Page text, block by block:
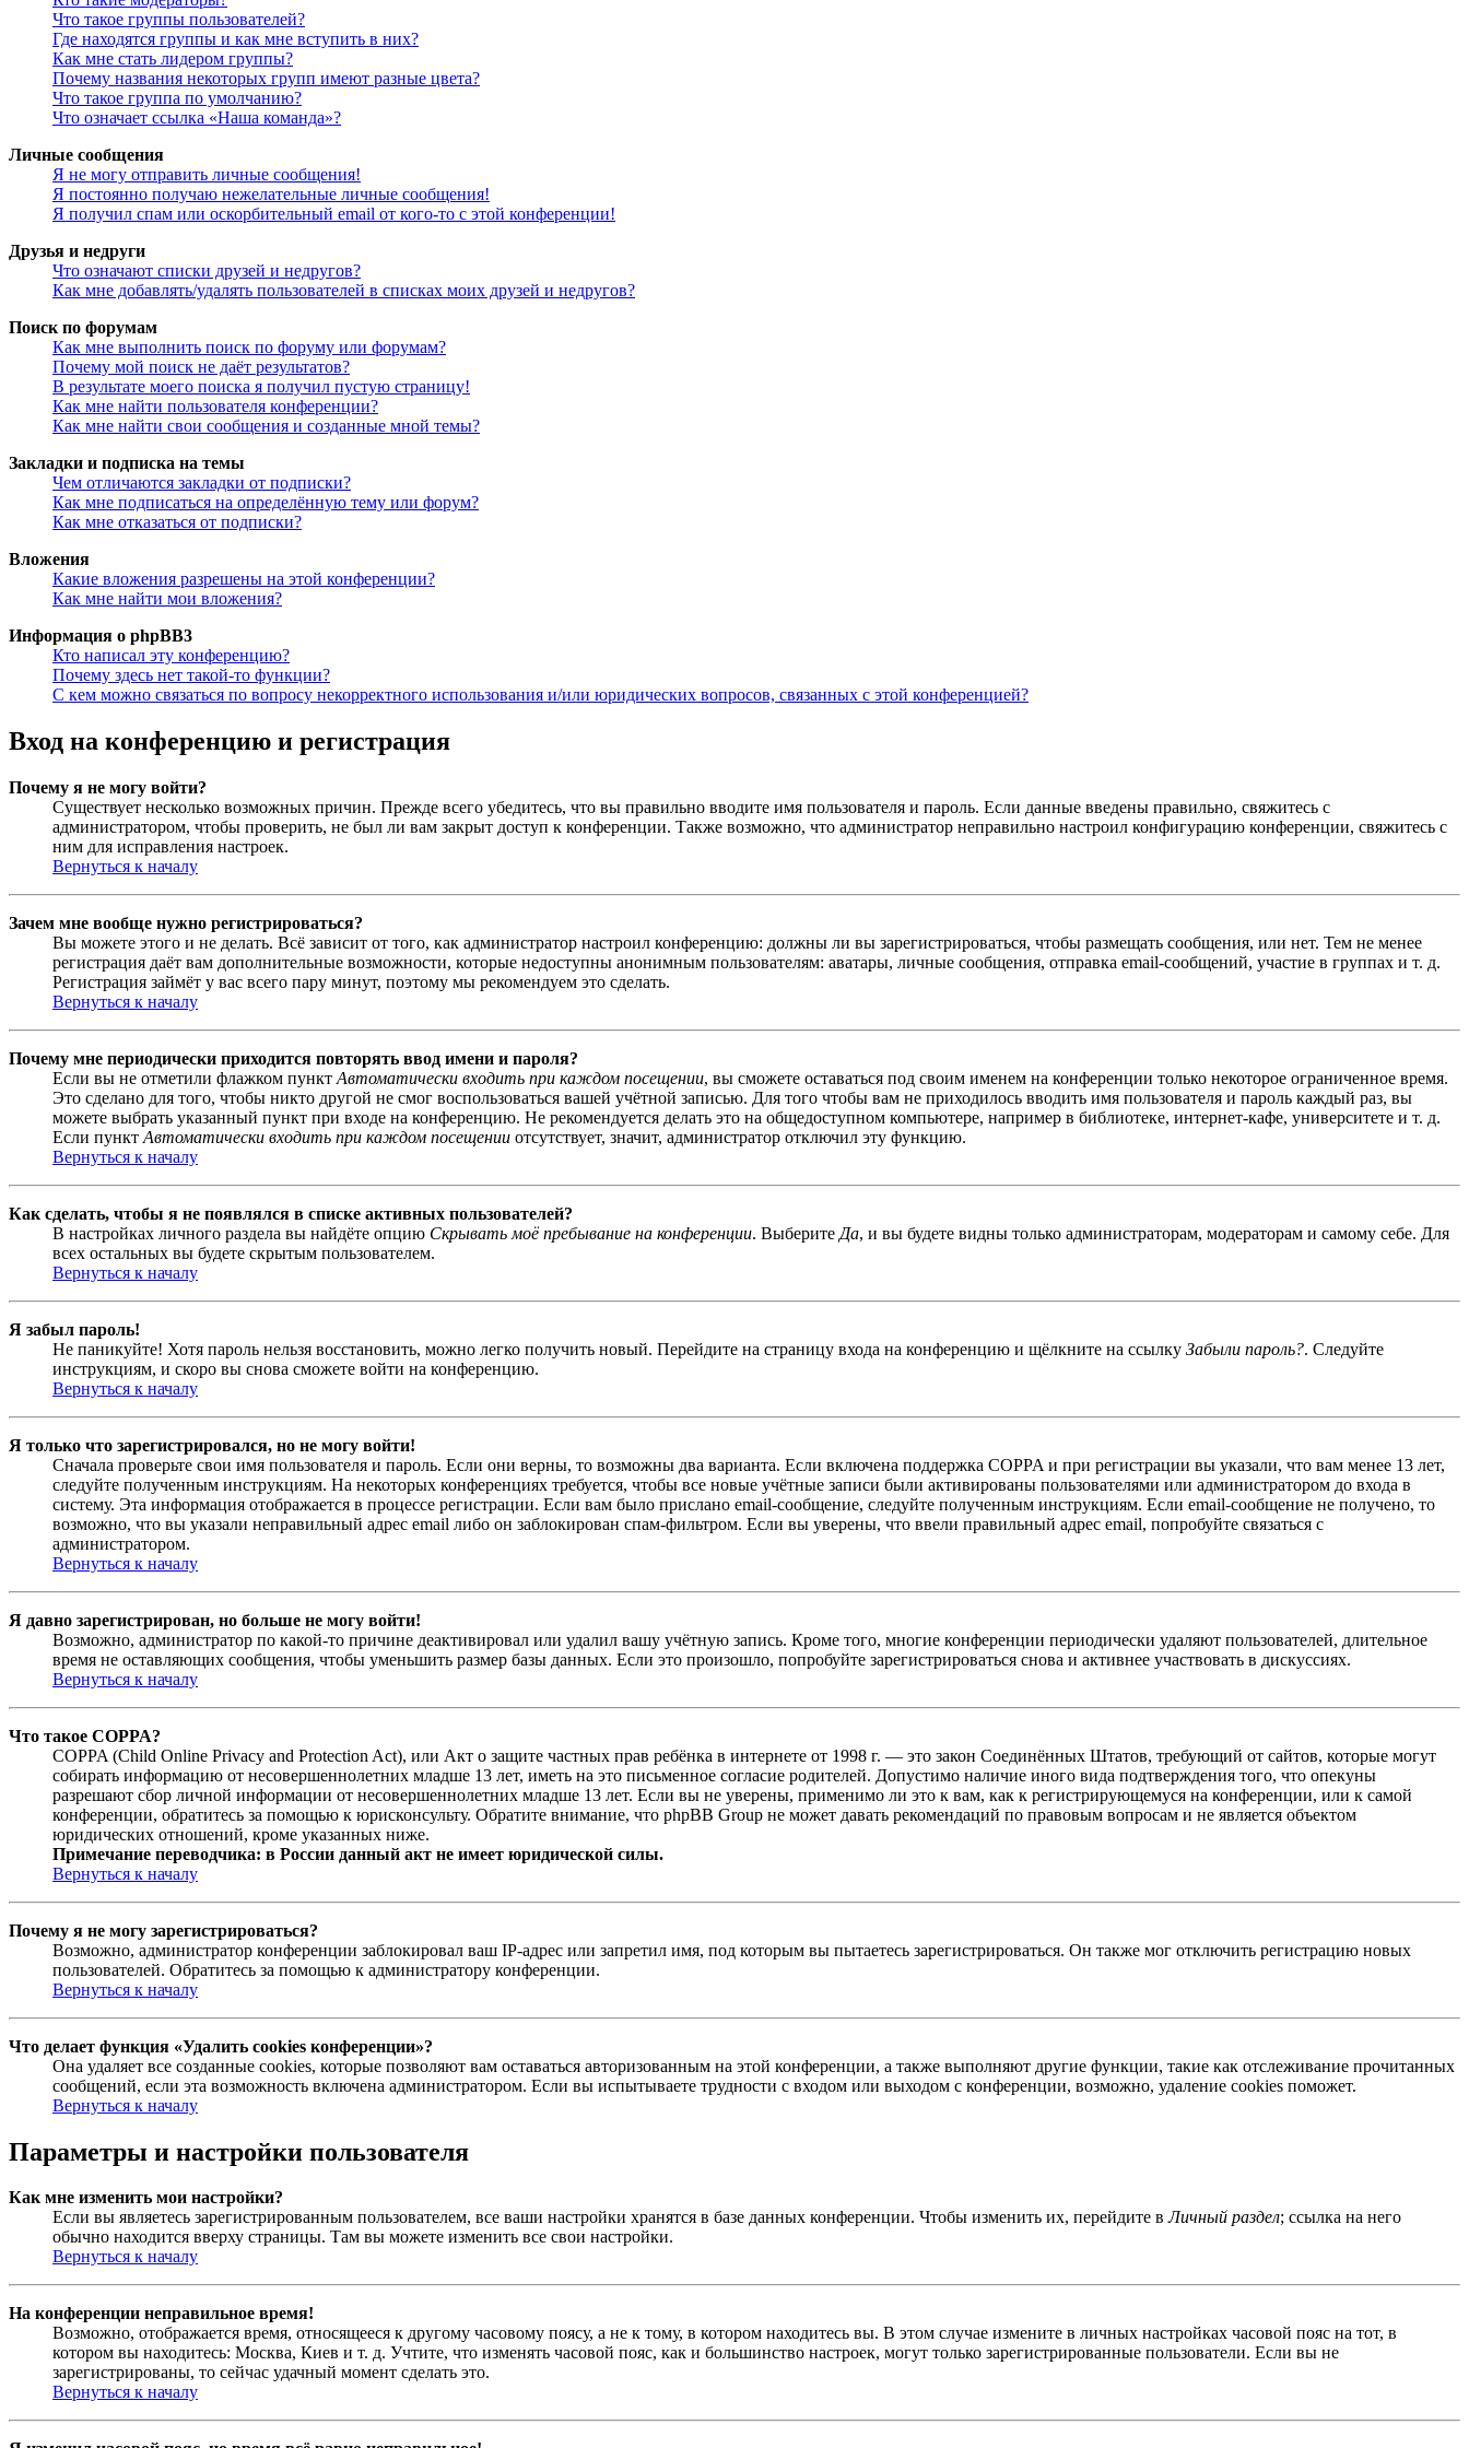
Что такое группы пользователей?
Где находятся группы и как мне вступить в них?
Как мне стать лидером группы?
Почему названия некоторых групп имеют разные цвета?
Что такое группа по умолчанию?
Что означает ссылка «Наша команда»?
Личные сообщения
Я не могу отправить личные сообщения!
Я постоянно получаю нежелательные личные сообщения!
Я получил спам или оскорбительный email от кого-то с этой конференции!
Друзья и недруги
Что означают списки друзей и недругов?
Как мне добавлять/удалять пользователей в списках моих друзей и недругов?
Поиск по форумам
Как мне выполнить поиск по форуму или форумам?
Почему мой поиск не даёт результатов?
В результате моего поиска я получил пустую страницу!
Как мне найти пользователя конференции?
Как мне найти свои сообщения и созданные мной темы?
Закладки и подписка на темы
Чем отличаются закладки от подписки?
Как мне подписаться на определённую тему или форум?
Как мне отказаться от подписки?
Вложения
Какие вложения разрешены на этой конференции?
Как мне найти мои вложения?
Информация о phpBB3
Кто написал эту конференцию?
Почему здесь нет такой-то функции?
С кем можно связаться по вопросу некорректного использования и/или юридических вопросов, связанных с этой конференцией?
Вход на конференцию и регистрация
Почему я не могу войти?
Существует несколько возможных причин. Прежде всего убедитесь, что вы правильно вводите имя пользователя и пароль. Если данные введены правильно, свяжитесь с
администратором, чтобы проверить, не был ли вам закрыт доступ к конференции. Также возможно, что администратор неправильно настроил конфигурацию конференции, свяжитесь с
ним для исправления настроек.
Вернуться к началу
Зачем мне вообще нужно регистрироваться?
Вы можете этого и не делать. Всё зависит от того, как администратор настроил конференцию: должны ли вы зарегистрироваться, чтобы размещать сообщения, или нет. Тем не менее
регистрация даёт вам дополнительные возможности, которые недоступны анонимным пользователям: аватары, личные сообщения, отправка email-сообщений, участие в группах и т. д.
Регистрация займёт у вас всего пару минут, поэтому мы рекомендуем это сделать.
Вернуться к началу
Почему мне периодически приходится повторять ввод имени и пароля?
Если вы не отметили флажком пункт Автоматически входить при каждом посещении, вы сможете оставаться под своим именем на конференции только некоторое ограниченное время.
Это сделано для того, чтобы никто другой не смог воспользоваться вашей учётной записью. Для того чтобы вам не приходилось вводить имя пользователя и пароль каждый раз, вы
можете выбрать указанный пункт при входе на конференцию. Не рекомендуется делать это на общедоступном компьютере, например в библиотеке, интернет-кафе, университете и т. д.
Если пункт Автоматически входить при каждом посещении отсутствует, значит, администратор отключил эту функцию.
Вернуться к началу
Как сделать, чтобы я не появлялся в списке активных пользователей?
В настройках личного раздела вы найдёте опцию Скрывать моё пребывание на конференции. Выберите Да, и вы будете видны только администраторам, модераторам и самому себе. Для
всех остальных вы будете скрытым пользователем.
Вернуться к началу
Я забыл пароль!
Не паникуйте! Хотя пароль нельзя восстановить, можно легко получить новый. Перейдите на страницу входа на конференцию и щёлкните на ссылку Забыли пароль?. Следуйте
инструкциям, и скоро вы снова сможете войти на конференцию.
Вернуться к началу
Я только что зарегистрировался, но не могу войти!
Сначала проверьте свои имя пользователя и пароль. Если они верны, то возможны два варианта. Если включена поддержка COPPA и при регистрации вы указали, что вам менее 13 лет,
следуйте полученным инструкциям. На некоторых конференциях требуется, чтобы все новые учётные записи были активированы пользователями или администратором до входа в
систему. Эта информация отображается в процессе регистрации. Если вам было прислано email-сообщение, следуйте полученным инструкциям. Если email-сообщение не получено, то
возможно, что вы указали неправильный адрес email либо он заблокирован спам-фильтром. Если вы уверены, что ввели правильный адрес email, попробуйте связаться с
администратором.
Вернуться к началу
Я давно зарегистрирован, но больше не могу войти!
Возможно, администратор по какой-то причине деактивировал или удалил вашу учётную запись. Кроме того, многие конференции периодически удаляют пользователей, длительное
время не оставляющих сообщения, чтобы уменьшить размер базы данных. Если это произошло, попробуйте зарегистрироваться снова и активнее участвовать в дискуссиях.
Вернуться к началу
Что такое COPPA?
COPPA (Child Online Privacy and Protection Act), или Акт о защите частных прав ребёнка в интернете от 1998 г. — это закон Соединённых Штатов, требующий от сайтов, которые могут
собирать информацию от несовершеннолетних младше 13 лет, иметь на это письменное согласие родителей. Допустимо наличие иного вида подтверждения того, что опекуны
разрешают сбор личной информации от несовершеннолетних младше 13 лет. Если вы не уверены, применимо ли это к вам, как к регистрирующемуся на конференции, или к самой
конференции, обратитесь за помощью к юрисконсульту. Обратите внимание, что phpBB Group не может давать рекомендаций по правовым вопросам и не является объектом
юридических отношений, кроме указанных ниже.
Примечание переводчика: в России данный акт не имеет юридической силы.
Вернуться к началу
Почему я не могу зарегистрироваться?
Возможно, администратор конференции заблокировал ваш IP-адрес или запретил имя, под которым вы пытаетесь зарегистрироваться. Он также мог отключить регистрацию новых
пользователей. Обратитесь за помощью к администратору конференции.
Вернуться к началу
Что делает функция «Удалить cookies конференции»?
Она удаляет все созданные cookies, которые позволяют вам оставаться авторизованным на этой конференции, а также выполняют другие функции, такие как отслеживание прочитанных
сообщений, если эта возможность включена администратором. Если вы испытываете трудности с входом или выходом с конференции, возможно, удаление cookies поможет.
Вернуться к началу
Параметры и настройки пользователя
Как мне изменить мои настройки?
Если вы являетесь зарегистрированным пользователем, все ваши настройки хранятся в базе данных конференции. Чтобы изменить их, перейдите вЛичный раздел; ссылка на него
обычно находится вверху страницы. Там вы можете изменить все свои настройки.
Вернуться к началу
На конференции неправильное время!
Возможно, отображается время, относящееся к другому часовому поясу, а не к тому, в котором находитесь вы. В этом случае измените в личных настройках часовой пояс на тот, в
котором вы находитесь: Москва, Киев и т. д. Учтите, что изменять часовой пояс, как и большинство настроек, могут только зарегистрированные пользователи. Если вы не
зарегистрированы, то сейчас удачный момент сделать это.
Вернуться к началу